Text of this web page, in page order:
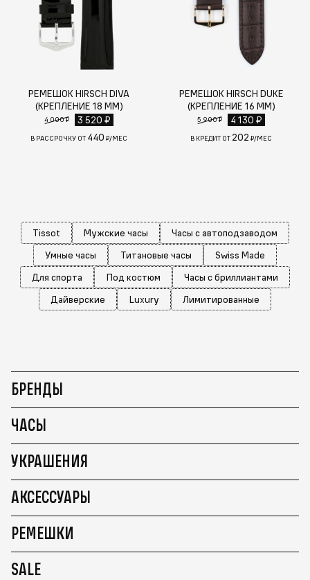
РЕМЕШОК HIRSCH DIVA
(КРЕПЛЕНИЕ 18 ММ)
4 000 ₽ 3 520 ₽
В РАССРОЧКУ ОТ 440 ₽/МЕС
РЕМЕШОК HIRSCH DUKE
(КРЕПЛЕНИЕ 16 ММ)
5 900 ₽ 4 130 ₽
В КРЕДИТ ОТ 202 ₽/МЕС
Tissot Мужские часы
Часы с автоподзаводом
Умные часы
Титановые часы
Swiss Made
Для спорта
Под костюм
Часы с бриллиантами
Дайверские
Luxury Лимитированные
БРЕНДЫ
ЧАСЫ
УКРАШЕНИЯ
АКСЕССУАРЫ
РЕМЕШКИ
SALE